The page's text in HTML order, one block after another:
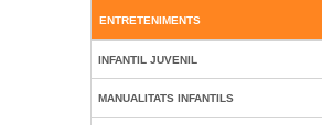
ENTRETENIMENTS
INFANTIL JUVENIL
MANUALITATS INFANTILS